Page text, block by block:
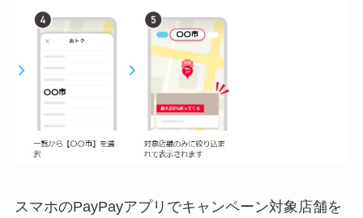
スマホのPayPayアプリでキャンペーン対象店舗を